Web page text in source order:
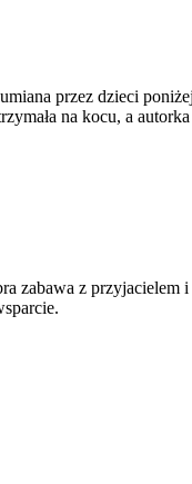
przez dzieci
na kocu, a
zabawa z przyjacielem